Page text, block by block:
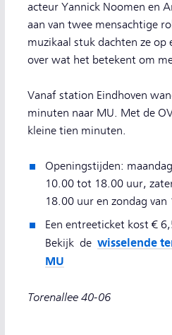
acteur Yannick Noomen en
aan van twee mensachtige
muzikaal stuk dachten ze op
over wat het betekent om
Vanaf station Eindhoven
minuten naar MU. Met de
kleine tien minuten.
Openingstijden:
10.00 tot 18.00 uur,
18.00 uur en zondag
Een entreeticket kost €
Bekijk de wisselende
MU
Torenallee 40-06